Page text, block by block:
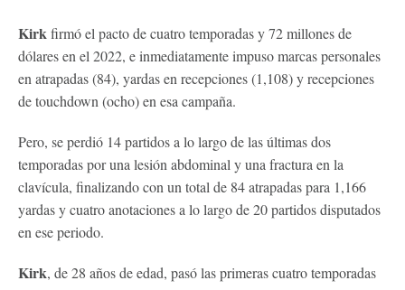
Kirkfirmó el pacto de cuatro temporadas y 72 millones de
dólares en el 2022, e inmediatamente impuso marcas personales
en atrapadas (84), yardas en recepciones (1,108) y recepciones
de touchdown (ocho) en esa campaña.
Pero, se perdió 14 partidos a lo largo de las últimas dos
temporadas por una lesión abdominal y una fractura en la
clavícula, finalizando con un total de 84 atrapadas para 1,166
yardas y cuatro anotaciones a lo largo de 20 partidos disputados
en ese periodo.
Kirk, de 28 años de edad, pasó las primeras cuatro temporadas